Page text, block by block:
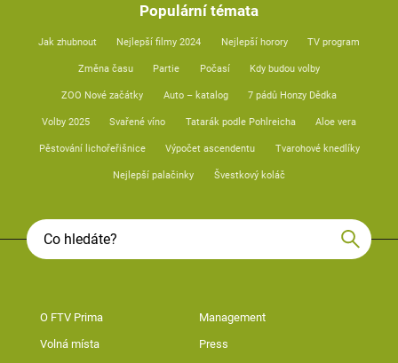
Populární témata
Jak zhubnout Nejlepší filmy 2024 Nejlepší horory TV program
Změna času Partie Počasí Kdy budou volby
ZOO Nové začátky Auto – katalog 7 pádů Honzy Dědka
Volby 2025 Svařené víno Tatarák podle Pohlreicha Aloe vera
Pěstování lichořeřišnice Výpočet ascendentu Tvarohové knedlíky
Nejlepší palačinky Švestkový koláč
O FTV Prima Management
Volná místa Press